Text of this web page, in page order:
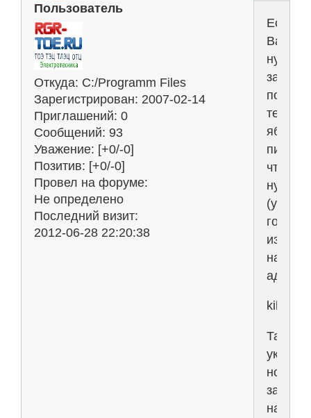
Пользователь
Откуда: C:/Programm Files
Зарегистрирован: 2007-02-14
Приглашений: 0
Сообщений: 93
Уважение: [+0/-0]
Позитив: [+0/-0]
Провел на форуме:
Не определено
Последний визит:
2012-06-28 22:20:38
Если
Вам
нужна
задача
по
пишите
что
нужно
год
на
адрес
Также
номера
задач
на